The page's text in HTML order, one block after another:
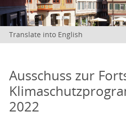
Translate into English
Ausschuss zur
2022